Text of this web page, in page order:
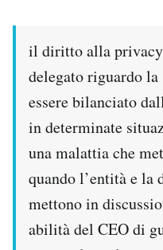
il diritto alla
delegato riguardo la
essere bilanciato
in determinate
una malattia che
quando l’entità e la
mettono in
abilità del CEO di